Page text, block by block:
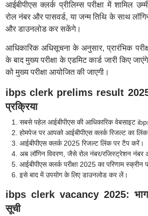
आईबीपीएस क्लर्क प्रीलिम्स परीक्षा में शामिल
रोल नंबर और पासवर्ड, या जन्म तिथि के साथ
और डाउनलोड कर सकेंगे।
आधिकारिक अधिसूचना के अनुसार, प्रारंभिक
के बाद मुख्य परीक्षा के एडमिट कार्ड जारी किए
को मुख्य परीक्षा आयोजित की जाएगी।
ibps clerk prelims result 2025:
प्रक्रिया
सबसे पहेल आईबीपीएस की आधिकारिक वेबसाइट
होमपेज पर आपको आईबीपीएस क्लर्क रिजल्ट का लिंक
आईबीपीएस क्लर्क 2025 रिजल्ट लिंक पर टैप करें।
अब लॉगिन विवरण, जैसे रोल नंबर/रजिस्ट्रेशन नंबर
आईबीपीएस क्लर्क परीक्षा 2025 का परिणाम स्क्रीन
इसे बाद में उपयोग के लिए डाउनलोड कर लें।
ibps clerk vacancy 2025:
सूची